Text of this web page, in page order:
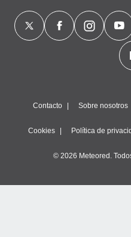
publicidad
Contacto Sobre nosotros
Cookies Política de
© 2026 Meteored.